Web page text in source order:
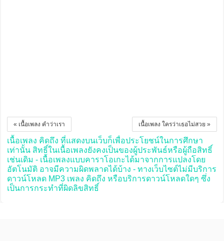
เนื้อเพลง ใครว่าเธอไม่สวย »
« เนื้อเพลง คำว่าเรา
เนื้อเพลง คิดถึง ที่แสดงบนเว็บก็เพื่อประโยชน์ในการศึกษา
เท่านั้น สิทธิ์ในเนื้อเพลงยังคงเป็นของผู้ประพันธ์หรือผู้ถือสิทธิ์
เช่นเดิม - เนื้อเพลงแบบคาราโอเกะได้มาจากการแปลงโดย
อัตโนมัติ อาจมีความผิดพลาดได้บ้าง - ทางเว็บไซต์ไม่มีบริการ
ดาวน์โหลด MP3 เพลง คิดถึง หรือบริการดาวน์โหลดใดๆ ซึ่ง
เป็นการกระทำที่ผิดลิขสิทธิ์